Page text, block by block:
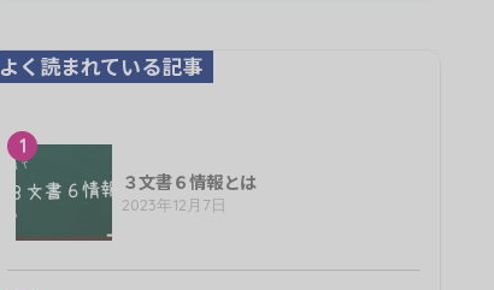
よく読まれている記事
1
３文書６情報とは
2023年12月7日